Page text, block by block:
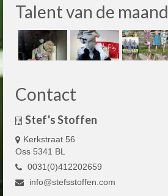
Talent van de maand
Contact
Stef's Stoffen
Kerkstraat 56
Oss 5341 BL
0031(0)412202659
info@stefsstoffen.com